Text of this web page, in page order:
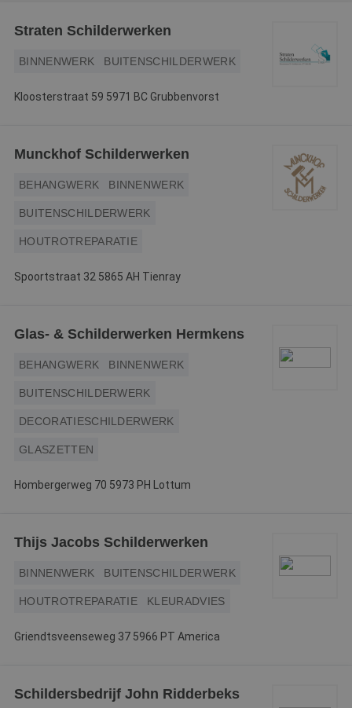
Straten Schilderwerken
BINNENWERK BUITENSCHILDERWERK
Kloosterstraat 59 5971 BC Grubbenvorst
Munckhof Schilderwerken
BEHANGWERK BINNENWERK
BUITENSCHILDERWERK
HOUTROTREPARATIE
Spoortstraat 32 5865 AH Tienray
Glas- & Schilderwerken Hermkens
BEHANGWERK BINNENWERK
BUITENSCHILDERWERK
DECORATIESCHILDERWERK
GLASZETTEN
Hombergerweg 70 5973 PH Lottum
Thijs Jacobs Schilderwerken
BINNENWERK BUITENSCHILDERWERK
HOUTROTREPARATIE KLEURADVIES
Griendtsveenseweg 37 5966 PT America
Schildersbedrijf John Ridderbeks